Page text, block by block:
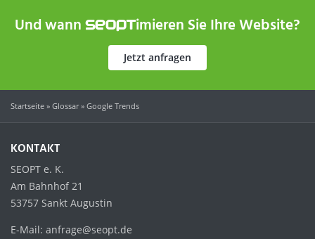
Und wann SEOPTimieren Sie Ihre Website?
Jetzt anfragen
Startseite » Glossar» Google Trends
KONTAKT
SEOPT e. K.
Am Bahnhof 21
53757 Sankt Augustin
E-Mail: anfrage@seopt.de